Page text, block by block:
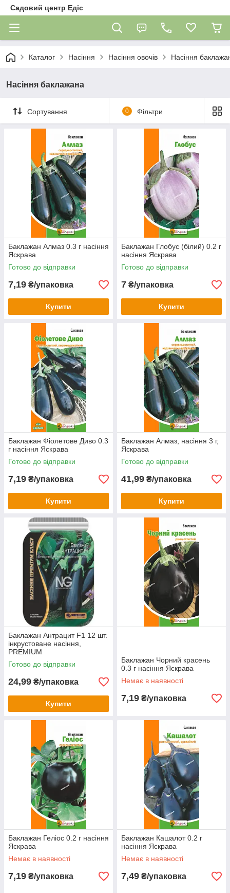
Садовий центр Едіс
Каталог Насіння Насіння овочів Насіння
Насіння баклажана
Сортування 0 Фільтри
Баклажан Алмаз 0.3 г насіння
Яскрава
Готово до відправки
7,19 ₴/упаковка
Купити
Баклажан Глобус (білий) 0.2 г
насіння Яскрава
Готово до відправки
7 ₴/упаковка
Купити
Баклажан Фіолетове Диво 0.3
г насіння Яскрава
Готово до відправки
7,19 ₴/упаковка
Купити
Баклажан Алмаз, насіння 3 г,
Яскрава
Готово до відправки
41,99 ₴/упаковка
Купити
Баклажан Антрацит F1 12 шт.
інкрустоване насіння,
PREMIUM
Готово до відправки
24,99 ₴/упаковка
Купити
Баклажан Чорний красень
0.3 г насіння Яскрава
Немає в наявності
7,19 ₴/упаковка
Баклажан Геліос 0.2 г насіння
Яскрава
Немає в наявності
7,19 ₴/упаковка
Баклажан Кашалот 0.2 г
насіння Яскрава
Немає в наявності
7,49 ₴/упаковка